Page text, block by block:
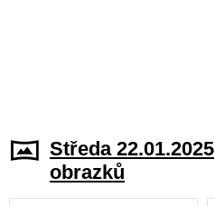
Středa 22.01.2025
obrazků